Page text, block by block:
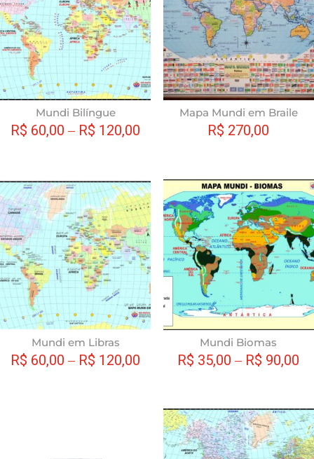
Mundi Bilíngue
R$ 60,00 – R$ 120,00
várias
variantes.
As
opções
podem
ser
escolhidasMapa Mundi em Braile
R$ 270,00
Mundi em Libras
R$ 60,00 – R$ 120,00
Este
produto
tem
várias
variantes.
As
opções
podem
ser
escolhidasMundi Biomas
R$ 35,00 – R$ 90,00
Este
produto
tem